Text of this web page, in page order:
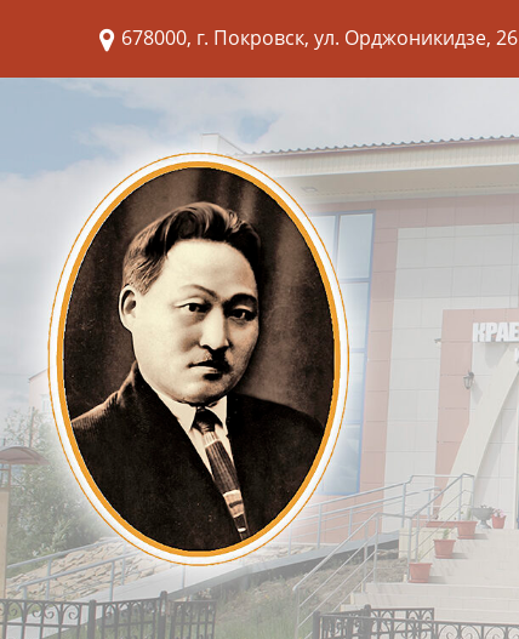
678000, г. Покровск, ул. Орджоникидзе, 26